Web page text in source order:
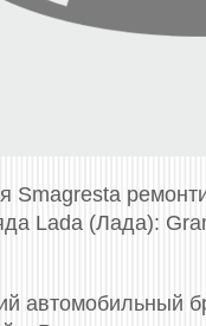
Smagresta
Lada (Лада):